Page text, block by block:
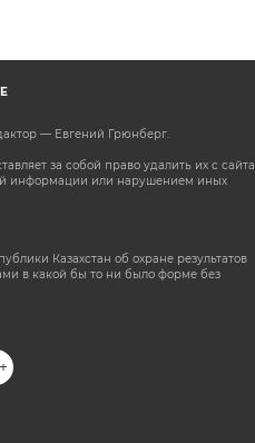
— Евгений Грюнберг.
за собой право удалить их с сайта
информации или нарушением иных
Казахстан об охране результатов
в какой бы то ни было форме без